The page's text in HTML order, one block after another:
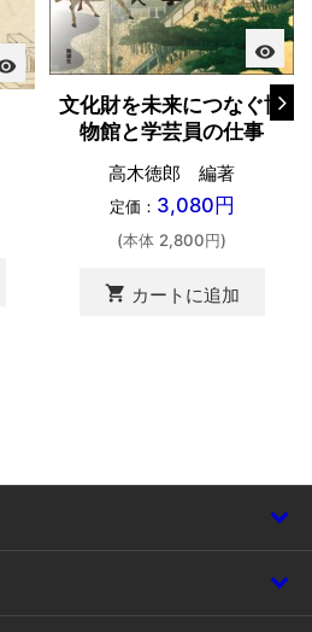
visibility
文化財を未来につなぐ博
物館と学芸員の仕事
高木徳郎 編著
定価： 3,080円
(本体 2,800円)
shopping_cart カートに追加